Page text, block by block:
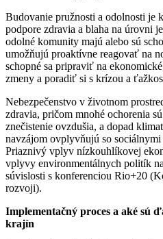
Budovanie pružnosti a odolnosti je
podpore zdravia a blaha na úrovni
odolné komunity majú alebo sú
umožňujú proaktívne reagovať na
schopné sa pripraviť na
zmeny a poradiť si s krízou a
Nebezpečenstvo v životnom
zdravia, pričom mnohé ochorenia
znečistenie ovzdušia, a dopad
navzájom ovplyvňujú so
Priaznivý vplyv nízkouhlíkovej
vplyvy environmentálnych politík
súvislosti s konferenciou Rio+20
rozvoji).
Implementačný proces a aké sú
krajín